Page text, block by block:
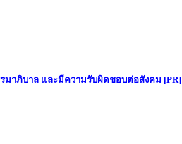
มาภิบาล และมีความรับผิดชอบต่อสังคม [PR]